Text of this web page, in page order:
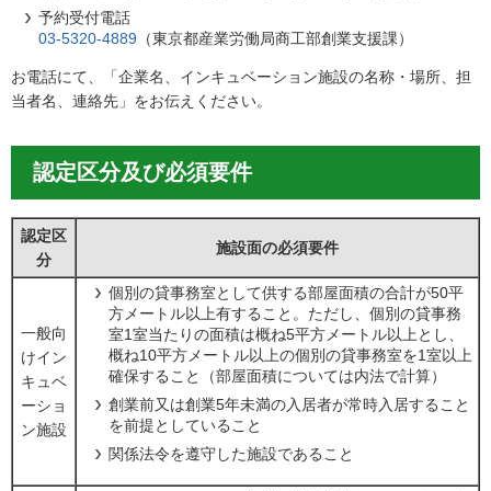
予約受付電話
03-5320-4889 （東京都産業労働局商工部創業支援課）
お電話にて、「企業名、インキュベーション施設の名称・場所、担
当者名、連絡先」をお伝えください。
認定区分及び必須要件
認定区
分
施設面の必須要件
一般向
けイン
キュベ
ーショ
ン施設
個別の貸事務室として供する部屋面積の合計が50平
方メートル以上有すること。ただし、個別の貸事務
室1室当たりの面積は概ね5平方メートル以上とし、
概ね10平方メートル以上の個別の貸事務室を1室以上
確保すること（部屋面積については内法で計算）
創業前又は創業5年未満の入居者が常時入居すること
を前提としていること
関係法令を遵守した施設であること